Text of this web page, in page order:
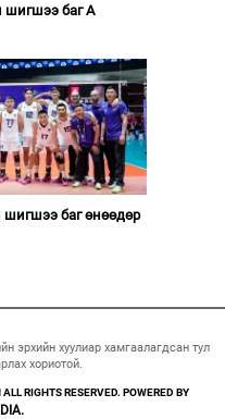
шигшээ баг А
баг өнөөдөр
эрхийн хуулиар хамгаалагдсан тул
хориотой.
RIGHTS RESERVED. POWERED BY